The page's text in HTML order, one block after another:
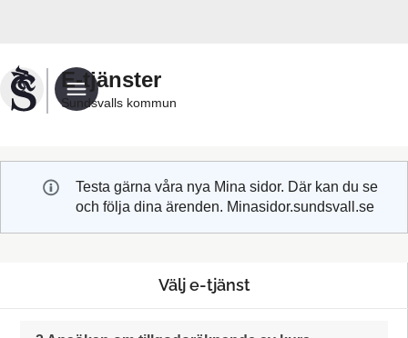
Sundsvalls
kommuns
e-
E-tjänster
Sundsvalls kommun
Testa gärna våra nya Mina sidor. Där kan du se
och följa dina ärenden. Minasidor.sundsvall.se
Välj e-tjänst